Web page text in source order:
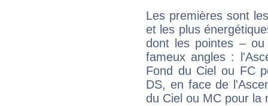
Les premières sont
et les plus
dont les pointes –
fameux angles :
Fond du Ciel ou FC
DS, en face de
du Ciel ou MC pour la